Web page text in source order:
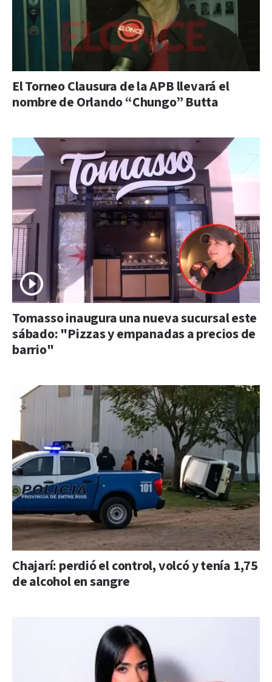
El Torneo Clausura de la APB llevará el
nombre de Orlando “Chungo” Butta
Tomasso inaugura una nueva sucursal este
sábado: "Pizzas y empanadas a precios de
barrio"
Chajarí: perdió el control, volcó y tenía 1,75
de alcohol en sangre